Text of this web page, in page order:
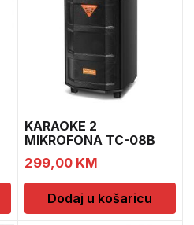
KARAOKE 2
MIKROFONA TC-08B
299,00 KM
Dodaj u košaricu